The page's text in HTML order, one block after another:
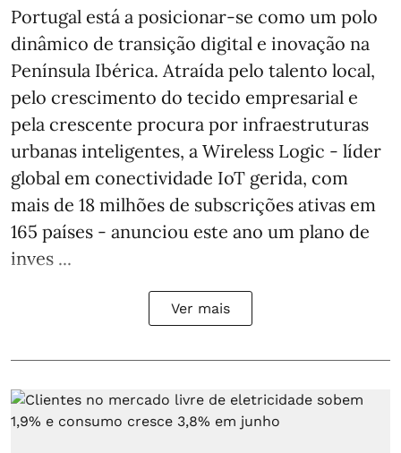
Portugal está a posicionar-se como um polo
dinâmico de transição digital e inovação na
Península Ibérica. Atraída pelo talento local,
pelo crescimento do tecido empresarial e
pela crescente procura por infraestruturas
urbanas inteligentes, a Wireless Logic - líder
global em conectividade IoT gerida, com
mais de 18 milhões de subscrições ativas em
165 países - anunciou este ano um plano de
inves ...
Ver mais